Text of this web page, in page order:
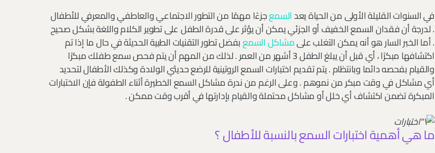
في السنوات القليلة الأولى من الحياة يعدالسمعجزءًا مهمًا من التطور الاجتماعي والعاطفي والمعرفي للأطفال
. لدرجة أن فقدان السمع الخفيف أو الجزئي يمكن أن يؤثر على قدرة الطفل على تطوير الكلام واللغة بشكل صحيح
. أما الخبر السار هو أنه يمكن التغلب علىمشاكل السمعبفضل تطور التقنيات الطبية الحديثة في حال ما إذا تم
اكتشافها مبكرًا ، أي قبل أن يبلغ الطفل 3 أشهر من العمر . لذلك من المهم أن يتم فحص سمع طفلك مبكرًا
والقيام بفحصه دائما وبانتظام . يتم تقديم اختبارات السمع الروتينية للرضع حديثي الولادة وكذلك الأطفال لتحديد
أي مشاكل في وقت مبكر من نموهم . وعلى الرغم من ندرة مشاكل السمع الخطيرة أثناء الطفولة فإن الاختبارات
المبكرة تضمن اكتشاف أي خلل أو مشاكل محتملة والقيام بإدارتها في أقرب وقت ممكن .
ما هي أهمية اختبارات السمع بالنسبة للأطفال ؟